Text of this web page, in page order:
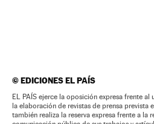
©EDICIONES EL PAÍS
EL PAÍS ejerce la oposición expresa frente al
la elaboración de revistas de prensa prevista
también realiza la reserva expresa frente a la